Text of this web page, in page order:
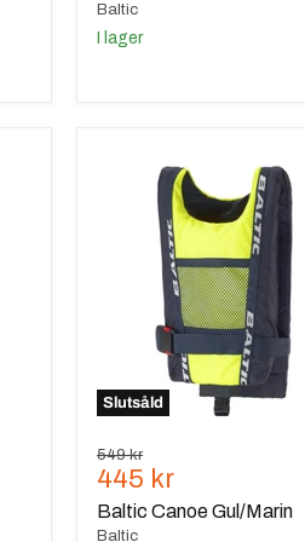
Baltic
I lager
Slutsåld
Gul/Marin
Ursprungspris
549 kr
Nuvarande
pris
445 kr
Baltic Canoe Gul/Marin
Baltic